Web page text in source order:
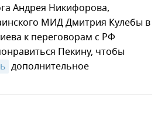
Андрея Никифорова,
МИД Дмитрия Кулебы в
к переговорам с РФ
Пекину, чтобы
дополнительное